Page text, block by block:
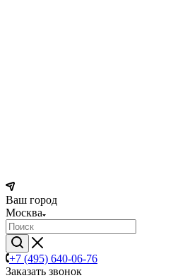
Ваш город
Москва
+7 (495) 640-06-76
Заказать звонок